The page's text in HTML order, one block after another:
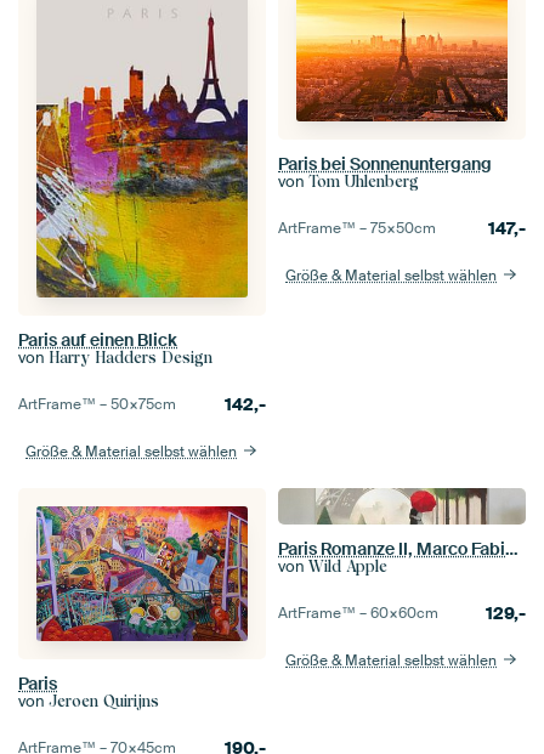
Paris auf einen Blick
von Harry Hadders Design
ArtFrame™ –50×75cm 142,-
Größe & Material selbst wählen
Paris bei Sonnenuntergang
von Tom Uhlenberg
ArtFrame™ –75×50cm 147,-
Größe & Material selbst wählen
Paris
von Jeroen Quirijns
ArtFrame™ –70×45cm 190,-
Paris Romanze II, Marco Fabiano
von Wild Apple
ArtFrame™ –60×60cm 129,-
Größe & Material selbst wählen